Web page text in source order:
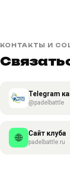
КОНТАКТЫ И
Telegram
@padelbattle
🌐 Сайт клуба
padelbattle.ru